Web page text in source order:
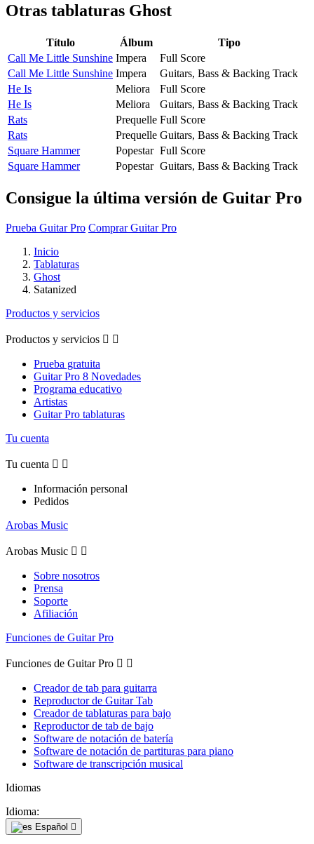
Otras tablaturas Ghost
Título Álbum
Tipo
Call Me Little Sunshine Impera
Full Score
Call Me Little Sunshine Impera
Guitars, Bass & Backing Track
He Is
Meliora
Full Score
He Is
Meliora
Guitars, Bass & Backing Track
Rats
Prequelle Full Score
Rats
Prequelle Guitars, Bass & Backing Track
Square Hammer
Popestar Full Score
Square Hammer
Popestar Guitars, Bass & Backing Track
Consigue la última versión de Guitar Pro
Prueba Guitar Pro Comprar Guitar Pro
Inicio
Tablaturas
Ghost
Satanized
Productos y servicios
Productos y servicios  
Prueba gratuita
Guitar Pro 8 Novedades
Programa educativo
Artistas
Guitar Pro tablaturas
Tu cuenta
Tu cuenta  
Información personal
Pedidos
Arobas Music
Arobas Music  
Sobre nosotros
Prensa
Soporte
Afiliación
Funciones de Guitar Pro
Funciones de Guitar Pro  
Creador de tab para guitarra
Reproductor de Guitar Tab
Creador de tablaturas para bajo
Reproductor de tab de bajo
Software de notación de batería
Software de notación de partituras para piano
Software de transcripción musical
Idiomas
Idioma:
Español 